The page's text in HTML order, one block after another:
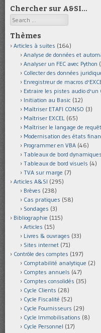
Chercher sur A&SI…
Search
Thèmes
Articles à suites (164)
Analyse de données et
Analyser un FEC avec Python
Collecter des données
Enregistreur de macros
Extraire les pistes audio d'un
Initiation au Basic (12)
Maîtriser ETAFI CONSO (3)
Maîtriser EXCEL (65)
Maîtriser le langage de
Modernisation des états
Programmer en VBA (46)
Tableaux de bord dynamiques
Tableaux de bord visuels (4)
TVA sur marge (7)
Articles A&SI (295)
Brèves (238)
Cas pratiques (58)
Sondages (3)
Bibliographie (115)
Articles (15)
Livres & ouvrages (33)
Sites internet (71)
Contrôle des comptes (197)
Comptabilité analytique (2)
Comptes annuels (47)
Comptes consolidés (35)
Cycle Clients (28)
Cycle Fiscalité (52)
Cycle Fournisseurs (29)
Cycle Immobilisations (8)
Cycle Personnel (17)